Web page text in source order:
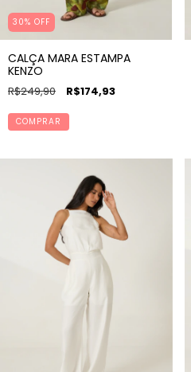
30% OFF
CALÇA MARA ESTAMPA
KENZO
R$249,90 R$174,93
COMPRAR